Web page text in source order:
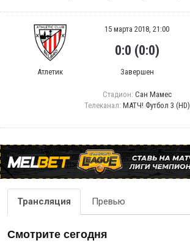
Атлетик
15 марта 2018, 21:00
0:0 (0:0)
Завершен
Стадион: Сан Мамес
Телеканал: МАТЧ! Футбол 3 (HD)
Трансляция Превью
Смотрите сегодня